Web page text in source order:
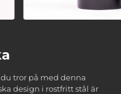
tror på med denna
design i rostfritt stål är